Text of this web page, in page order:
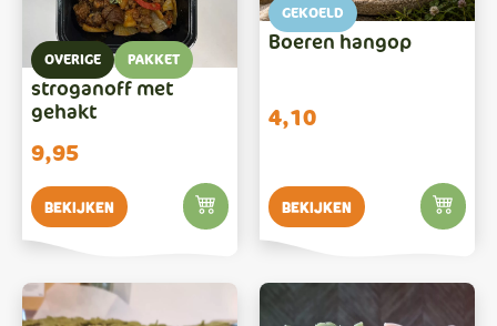
OVERIGE PAKKET
stroganoff met
gehakt
9,95
Bekijken
GEKOELD
Boeren hangop
4,10
Bekijken